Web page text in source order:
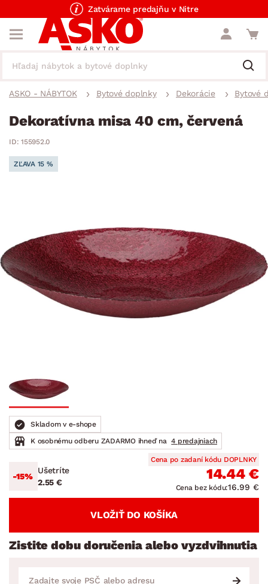
Zatvárame predajňu v Nitre
ASKO - NÁBYTOK Bytové doplnky Dekorácie Bytové
Dekoratívna misa 40 cm, červená
ID: 155952.0
ZĽAVA 15 %
Skladom v e-shope
K osobnému odberu ZADARMO ihneď na 4 predajniach
-15%
Ušetríte
2.55 €
Cena po zadaní kódu DOPLNKY
14.44 €
Cena bez kódu:16.99 €
VLOŽIŤ DO KOŠÍKA
Zistite dobu doručenia alebo vyzdvihnutia